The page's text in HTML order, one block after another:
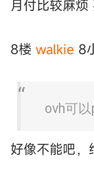
月付比较麻
8楼 walkie 8
ovh可
好像不能吧，